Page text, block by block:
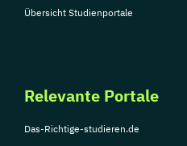
Übersicht Studienportale
Relevante Portale
Das-Richtige-studieren.de